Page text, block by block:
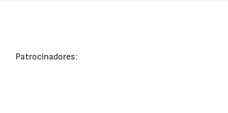
Patrocinadores: